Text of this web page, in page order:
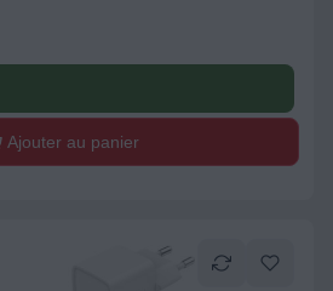
Ajouter au panier